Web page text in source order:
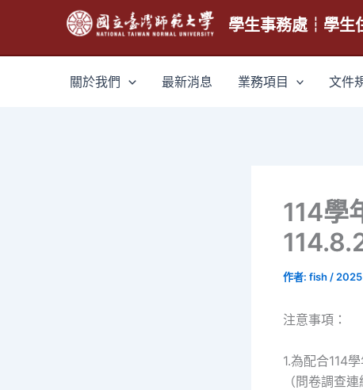
主
學生事務處┆學生
關於我們 最新消息 業務項目 文件
114學
作者: fish / 2025
注意事
1.為配合114
（問卷調查